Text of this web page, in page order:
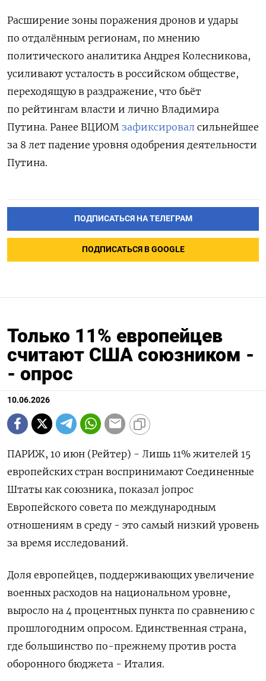
Расширение зоны поражения дронов и удары
по отдалённым регионам, по мнению
политического аналитика Андрея Колесникова,
усиливают усталость в российском обществе,
переходящую в раздражение, что бьёт
по рейтингам власти и лично Владимира
Путина. Ранее ВЦИОМ зафиксировал сильнейшее
за 8 лет падение уровня одобрения деятельности
Путина.
ПОДПИСАТЬСЯ НА ТЕЛЕГРАМ
ПОДПИСАТЬСЯ В GOOGLE
Только 11% европейцев
считают США союзником -
- опрос
10.06.2026
ПАРИЖ, 10 июн (Рейтер) - Лишь 11% жителей 15
европейских стран воспринимают Соединенные
Штаты как союзника, ‌показал jопрос
Европейского совета по международным
отношениям в среду - это самый низкий уровень
за ​время исследований.
Доля ​европейцев, ​поддерживающих увеличение
военных ⁠расходов на национальном уровне,
‌выросло на 4 ‌процентных пункта по сравнению с
прошлогодним опросом. Единственная ​страна,
где большинство по-прежнему против ‌роста
оборонного бюджета - Италия.